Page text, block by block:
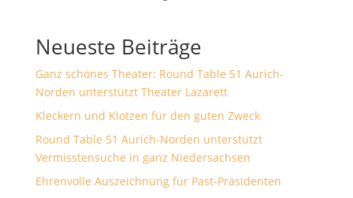
Neueste Beiträge
Ganz schönes Theater: Round Table 51 Aurich-
Norden unterstützt Theater Lazarett
Kleckern und Klotzen für den guten Zweck
Round Table 51 Aurich-Norden unterstützt
Vermisstensuche in ganz Niedersachsen
Ehrenvolle Auszeichnung für Past-Präsidenten